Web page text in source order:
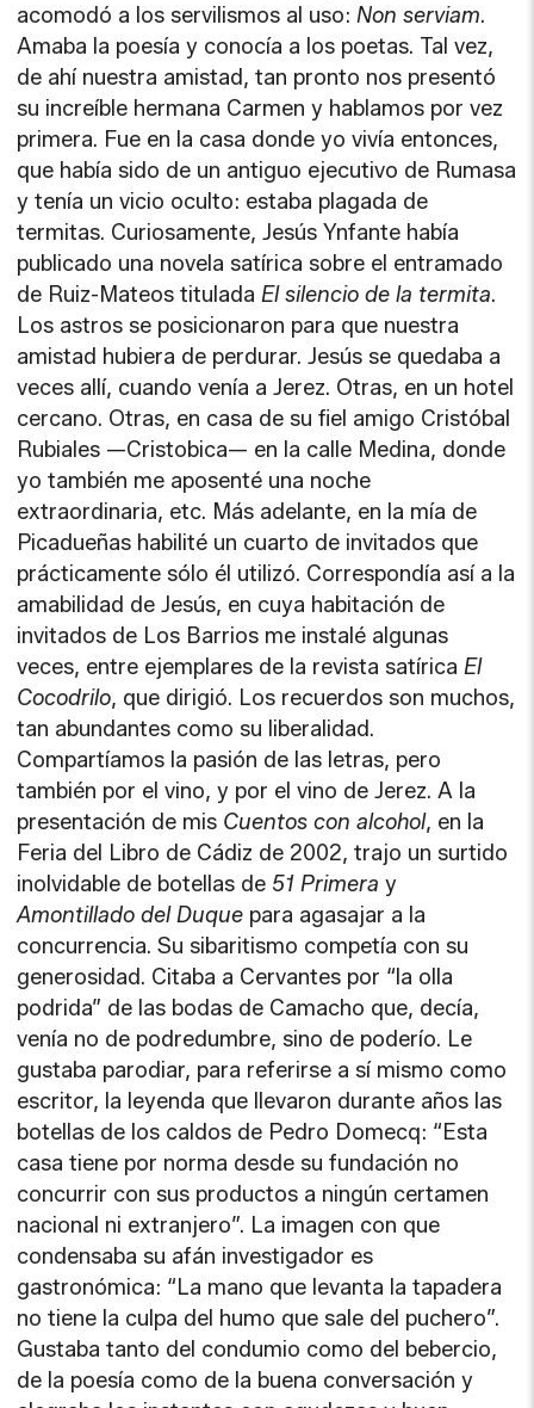
acomodó a los servilismos al uso:Non serviam.
Amaba la poesía y conocía a los poetas. Tal vez,
de ahí nuestra amistad, tan pronto nos presentó
su increíble hermana Carmen y hablamos por vez
primera. Fue en la casa donde yo vivía entonces,
que había sido de un antiguo ejecutivo de Rumasa
y tenía un vicio oculto: estaba plagada de
termitas. Curiosamente, Jesús Ynfante había
publicado una novela satírica sobre el entramado
de Ruiz-Mateos tituladaEl silencio de la termita.
Los astros se posicionaron para que nuestra
amistad hubiera de perdurar. Jesús se quedaba a
veces allí, cuando venía a Jerez. Otras, en un hotel
cercano. Otras, en casa de su fiel amigo Cristóbal
Rubiales —Cristobica— en la calle Medina, donde
yo también me aposenté una noche
extraordinaria, etc. Más adelante, en la mía de
Picadueñas habilité un cuarto de invitados que
prácticamente sólo él utilizó. Correspondía así a la
amabilidad de Jesús, en cuya habitación de
invitados de Los Barrios me instalé algunas
veces, entre ejemplares de la revista satíricaEl
Cocodrilo, que dirigió. Los recuerdos son muchos,
tan abundantes como su liberalidad.
Compartíamos la pasión de las letras, pero
también por el vino, y por el vino de Jerez. A la
presentación de mis Cuentos con alcohol, en la
Feria del Libro de Cádiz de 2002, trajo un surtido
inolvidable de botellas de 51 Primera y
Amontillado del Duque para agasajar a la
concurrencia. Su sibaritismo competía con su
generosidad. Citaba a Cervantes por “la olla
podrida” de las bodas de Camacho que, decía,
venía no de podredumbre, sino de poderío. Le
gustaba parodiar, para referirse a sí mismo como
escritor, la leyenda que llevaron durante años las
botellas de los caldos de Pedro Domecq: “Esta
casa tiene por norma desde su fundación no
concurrir con sus productos a ningún certamen
nacional ni extranjero”. La imagen con que
condensaba su afán investigador es
gastronómica: “La mano que levanta la tapadera
no tiene la culpa del humo que sale del puchero”.
Gustaba tanto del condumio como del bebercio,
de la poesía como de la buena conversación y